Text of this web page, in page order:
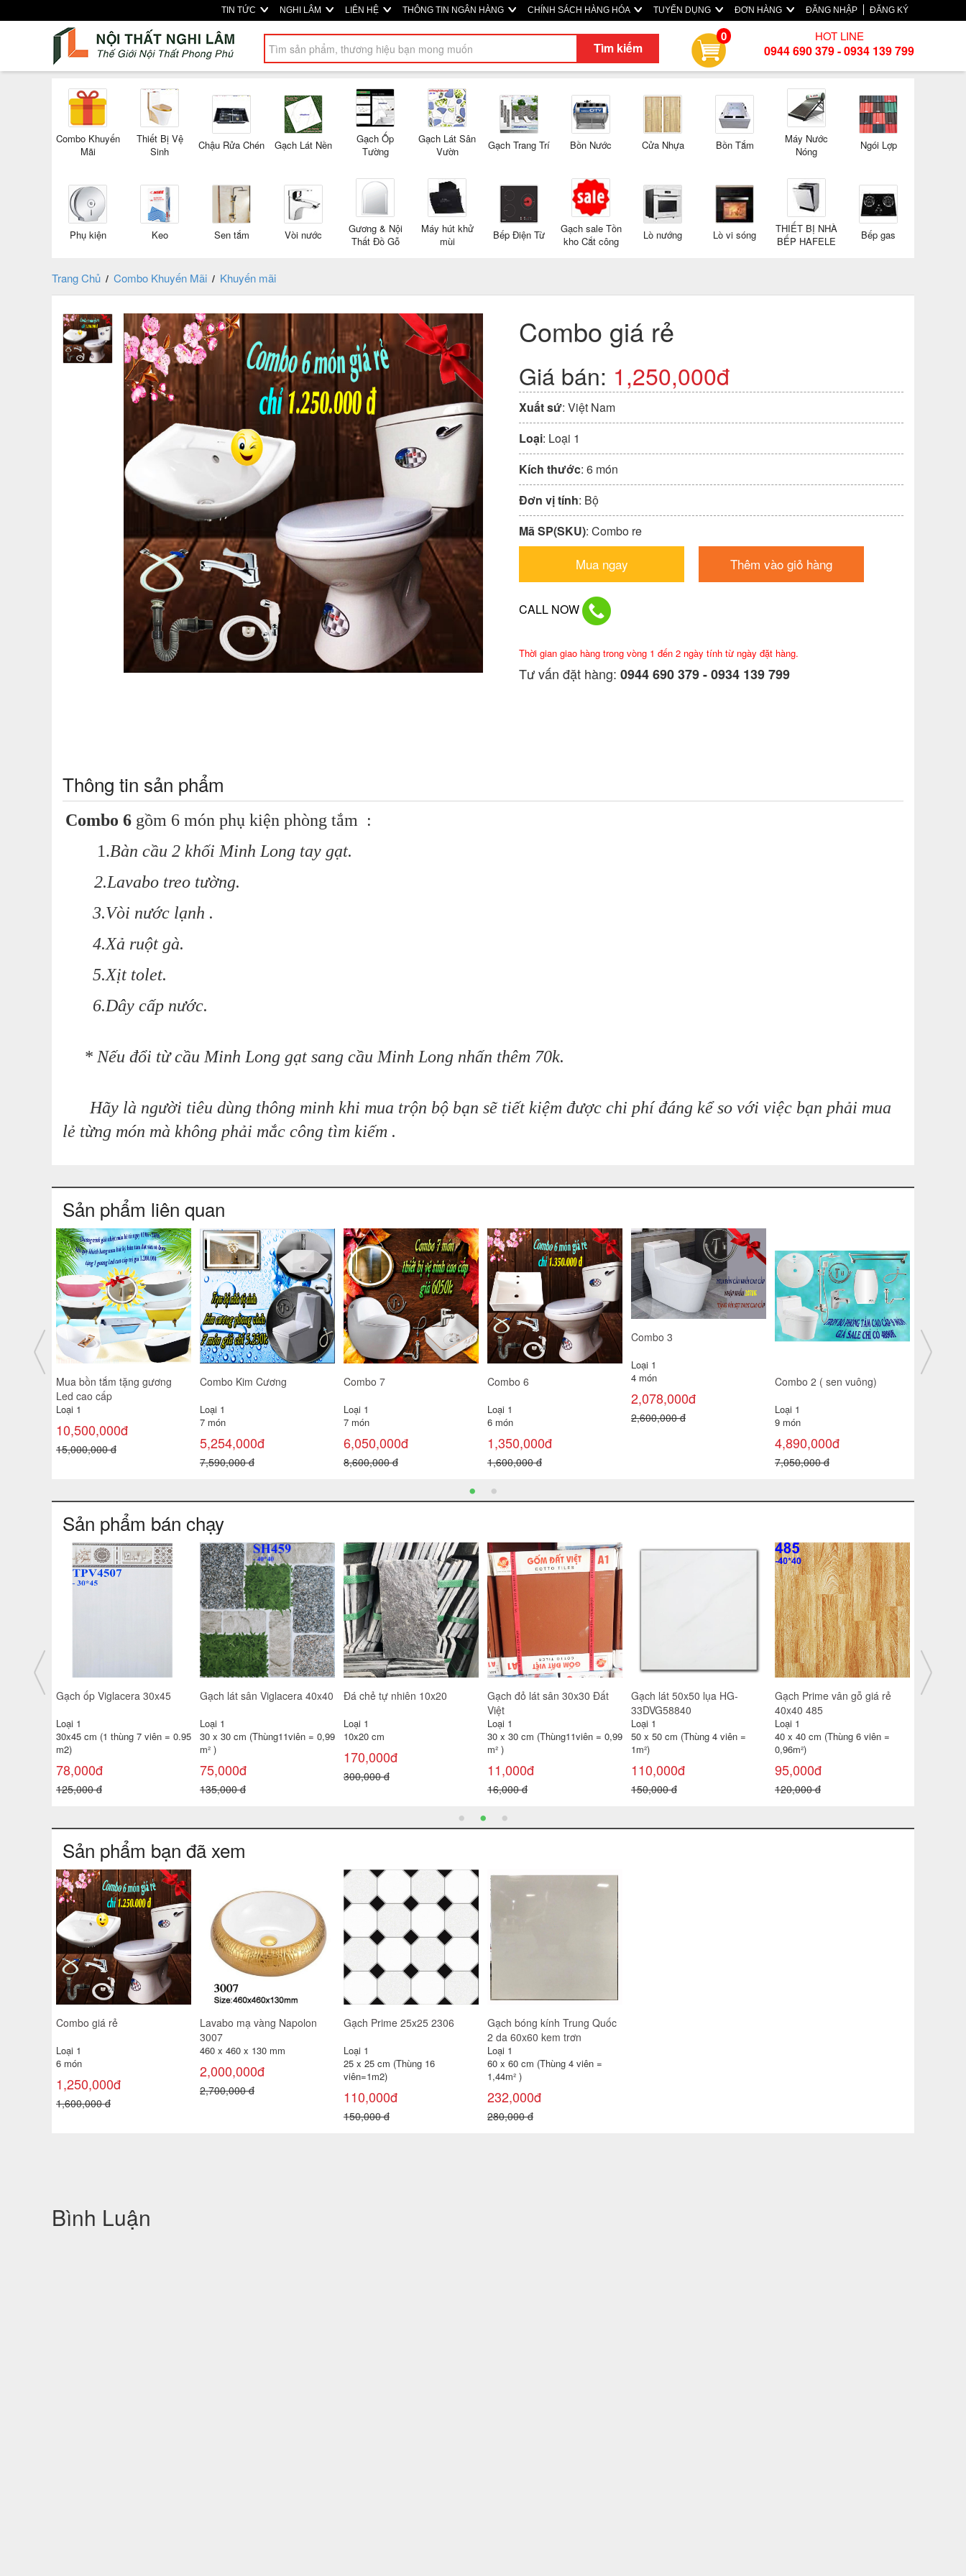
TIN TỨC NGHI LÂM LIÊN HỆ THÔNG TIN NGÂN HÀNG CHÍNH SÁCH HÀNG HÓA TUYỂN DỤNG ĐƠN HÀNG ĐĂNG NHẬP ĐĂNG KÝ
Tìm kiếm
0 HOT LINE
0944 690 379 - 0934 139 799
Combo Khuyến
Mãi
Thiết Bị Vệ
Sinh
Chậu Rửa Chén Gạch Lát Nền
Gạch Ốp
Tường
Gạch Lát Sân
Vườn
Gạch Trang Trí Bồn Nước Cửa Nhựa Bồn Tắm
Máy Nước
Nóng
Ngói Lợp
Phụ kiện Keo Sen tắm Vòi nước
Gương & Nội
Thất Đồ Gỗ
Máy hút khử
mùi
Bếp Điện Từ
Gạch sale Tồn
kho Cắt công
Lò nướng Lò vi sóng
THIẾT BỊ NHÀ
BẾP HAFELE
Bếp gas
Trang Chủ / Combo Khuyến Mãi / Khuyến mãi
Combo giá rẻ
Giá bán: 1,250,000đ
Xuất sứ: Việt Nam
Loại: Loại 1
Kích thước: 6 món
Đơn vị tính: Bộ
Mã SP(SKU): Combo re
Mua ngay Thêm vào giỏ hàng
CALL NOW
Thời gian giao hàng trong vòng 1 đến 2 ngày tính từ ngày đặt hàng.
Tư vấn đặt hàng: 0944 690 379 - 0934 139 799
Thông tin sản phẩm
Combo 6 gồm 6 món phụ kiện phòng tắm :
1.Bàn cầu 2 khối Minh Long tay gạt.
2.Lavabo treo tường.
3.Vòi nước lạnh .
4.Xả ruột gà.
5.Xịt tolet.
6.Dây cấp nước.
* Nếu đổi từ cầu Minh Long gạt sang cầu Minh Long nhấn thêm 70k.
Hãy là người tiêu dùng thông minh khi mua trộn bộ bạn sẽ tiết kiệm được chi phí đáng kể so với việc bạn phải mua
lẻ từng món mà không phải mắc công tìm kiếm .
Sản phẩm liên quan
Mua bồn tắm tặng gương
Led cao cấp
Loại 1
10,500,000đ
15,000,000 đ
Combo Kim Cương
Loại 1
7 món
5,254,000đ
7,590,000 đ
Combo 7
Loại 1
7 món
6,050,000đ
8,600,000 đ
Combo 6
Loại 1
6 món
1,350,000đ
1,600,000 đ
Combo 3
Loại 1
4 món
2,078,000đ
2,600,000 đ
Combo 2 ( sen vuông)
Loại 1
9 món
4,890,000đ
7,050,000 đ
Sản phẩm bán chạy
Gạch ốp Viglacera 30x45
Loại 1
30x45 cm (1 thùng 7 viên = 0.95
m2)
78,000đ
125,000 đ
Gạch lát sân Viglacera 40x40
Loại 1
30 x 30 cm (Thùng11viên = 0,99
m² )
75,000đ
135,000 đ
Đá chẻ tự nhiên 10x20
Loại 1
10x20 cm
170,000đ
300,000 đ
Gạch đỏ lát sân 30x30 Đất
Việt
Loại 1
30 x 30 cm (Thùng11viên = 0,99
m² )
11,000đ
16,000 đ
Gạch lát 50x50 lụa HG-
33DVG58840
Loại 1
50 x 50 cm (Thùng 4 viên =
1m²)
110,000đ
150,000 đ
Gạch Prime vân gỗ giá rẻ
40x40 485
Loại 1
40 x 40 cm (Thùng 6 viên =
0,96m²)
95,000đ
120,000 đ
Gạch ốp
Sản phẩm bạn đã xem
Combo giá rẻ
Loại 1
6 món
1,250,000đ
1,600,000 đ
Lavabo mạ vàng Napolon
3007
460 x 460 x 130 mm
2,000,000đ
2,700,000 đ
Gạch Prime 25x25 2306
Loại 1
25 x 25 cm (Thùng 16
viên=1m2)
110,000đ
150,000 đ
Gạch bóng kính Trung Quốc
2 da 60x60 kem trơn
Loại 1
60 x 60 cm (Thùng 4 viên =
1,44m² )
232,000đ
280,000 đ
Bình Luận